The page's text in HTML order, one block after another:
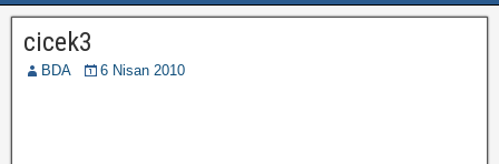
cicek3
BDA 6 Nisan 2010